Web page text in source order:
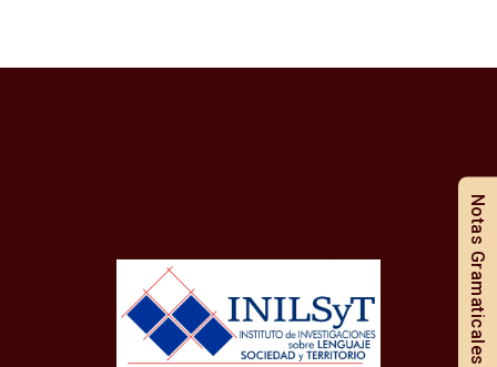
Notas Gramaticales